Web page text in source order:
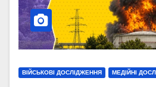
ВІЙСЬКОВІ ДОСЛІДЖЕННЯ МЕДІЙНІ